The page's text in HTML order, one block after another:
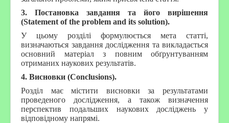
3. Постановка завдання та його вирішення
(Statement of the problem and its solution).
У цьому розділі формулюється мета статті,
визначаються завдання дослідження та викладається
основний матеріал з повним обґрунтуванням
отриманих наукових результатів.
4. Висновки (Conclusions).
Розділ має містити висновки за результатами
проведеного дослідження, а також визначення
перспектив подальших наукових досліджень у
відповідному напрямі.